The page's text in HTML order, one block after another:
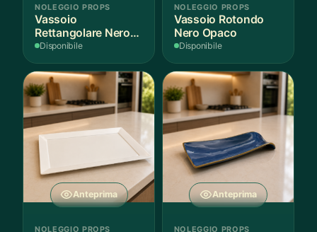
NOLEGGIO PROPS
Vassoio
Rettangolare Nero
Opaco
Disponibile
NOLEGGIO PROPS
Vassoio Rotondo
Nero Opaco
Disponibile
Anteprima
NOLEGGIO PROPS
Anteprima
NOLEGGIO PROPS